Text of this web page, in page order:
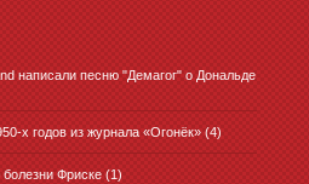
написали песню "Демагог" о Дональде
х годов из журнала «Огонёк» (4)
болезни Фриске (1)